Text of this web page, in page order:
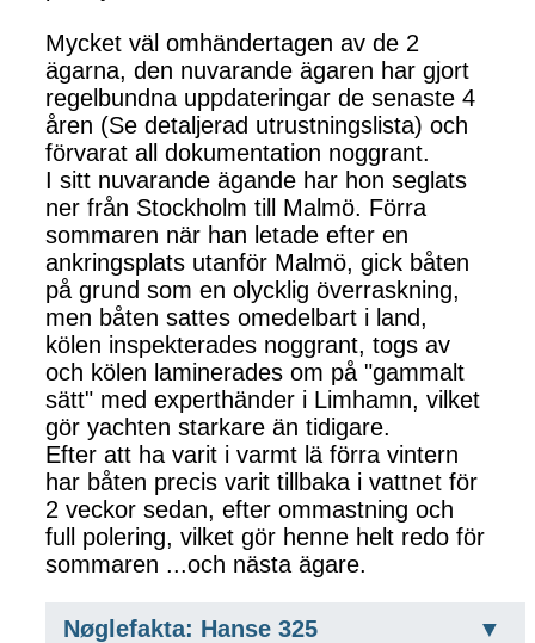
Mycket väl omhändertagen av de 2
ägarna, den nuvarande ägaren har gjort
regelbundna uppdateringar de senaste 4
åren (Se detaljerad utrustningslista) och
förvarat all dokumentation noggrant.
I sitt nuvarande ägande har hon seglats
ner från Stockholm till Malmö. Förra
sommaren när han letade efter en
ankringsplats utanför Malmö, gick båten
på grund som en olycklig överraskning,
men båten sattes omedelbart i land,
kölen inspekterades noggrant, togs av
och kölen laminerades om på "gammalt
sätt" med experthänder i Limhamn, vilket
gör yachten starkare än tidigare.
Efter att ha varit i varmt lä förra vintern
har båten precis varit tillbaka i vattnet för
2 veckor sedan, efter ommastning och
full polering, vilket gör henne helt redo för
sommaren ...och nästa ägare.
Nøglefakta: Hanse 325